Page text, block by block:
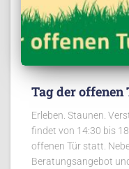
Tag der offenen
Erleben. Staunen.
findet von 14:30 bis
offenen Tür statt.
Beratungsangebot